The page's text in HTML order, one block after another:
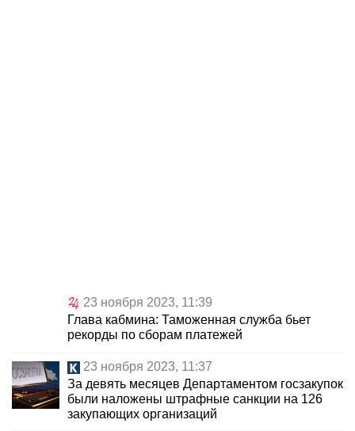
23 ноября 2023, 11:39
Глава кабмина: Таможенная служба бьет
рекорды по сборам платежей
23 ноября 2023, 11:37
За девять месяцев Департаментом госзакупок
были наложены штрафные санкции на 126
закупающих организаций